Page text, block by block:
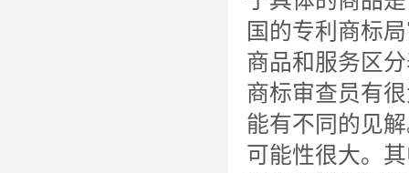
国的专利商标
商品和服务区
商标审查员有
能有不同的见
可能性很大。